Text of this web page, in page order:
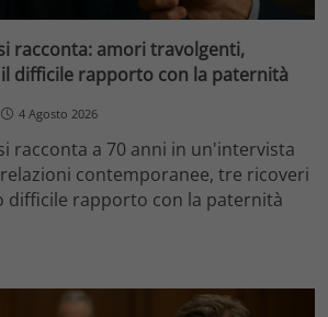
racconta: amori travolgenti,
difficile rapporto con la paternità
4 Agosto 2026
racconta a 70 anni in un'intervista
contemporanee, tre ricoveri
difficile rapporto con la paternità